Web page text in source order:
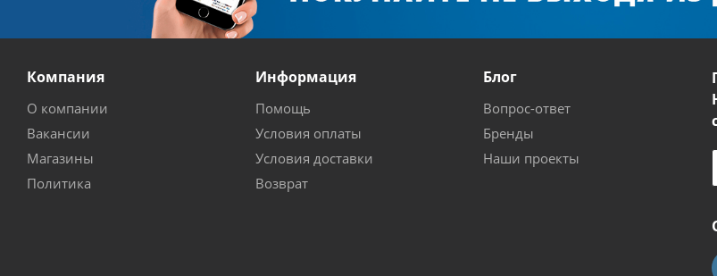
Компания
О компании
Вакансии
Магазины
Политика
Информация
Помощь
Условия оплаты
Условия доставки
Возврат
Блог
Вопрос-ответ
Бренды
Наши проекты